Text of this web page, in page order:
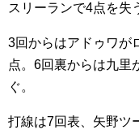
スリーランで4点を失
3回からはアドゥワが
点。6回裏からは九里
ぐ。
打線は7回表、矢野ツ